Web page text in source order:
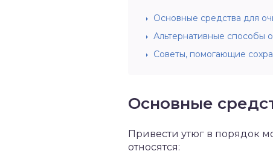
Основные средства для
Альтернативные способы
Советы, помогающие
Основные
Привести утюг в порядок
относятся: